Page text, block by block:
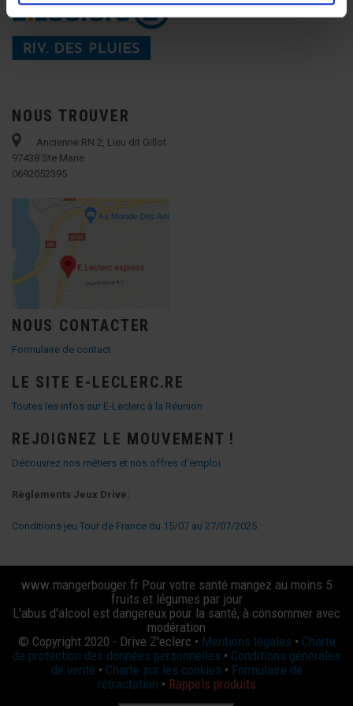
NOUS TROUVER
Ancienne RN 2, Lieu dit Gillot
97438 Ste Marie
0692052395
NOUS CONTACTER
Formulaire de contact
LE SITE E-LECLERC.RE
Toutes les infos sur E-Leclerc à la Réunion
REJOIGNEZ LE MOUVEMENT !
Découvrez nos métiers et nos offres d'emploi
Règlements Jeux Drive:
Conditions jeu Tour de France du 15/07 au 27/07/2025
www.mangerbouger.fr Pour votre santé mangez au moins 5
fruits et légumes par jour
L'abus d'alcool est dangereux pour la santé, à consommer avec
modération
© Copyright 2020 - Drive Z'eclerc • Mentions légales • Charte
de protection des données personnelles • Conditions générales
de vente • Charte sur les cookies • Formulaire de
rétractation • Rappels produits